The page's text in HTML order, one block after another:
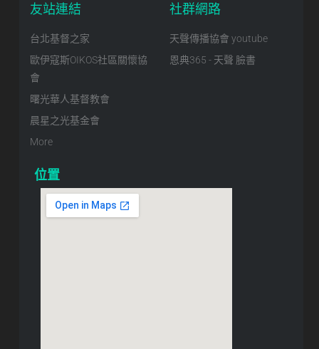
友站連結
台北基督之家
歐伊寇斯OIKOS社區關懷協
會
曙光華人基督教會
晨星之光基金會
More
社群網路
天聲傳播協會 youtube
恩典365 - 天聲 臉書
位置